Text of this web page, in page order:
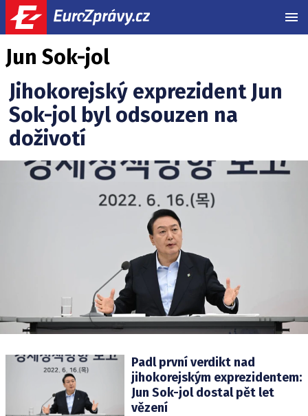
Jun Sok-jol
Jihokorejský exprezident Jun
Sok-jol byl odsouzen na
doživotí
Padl první verdikt nad
jihokorejským exprezidentem:
Jun Sok-jol dostal pět let
vězení